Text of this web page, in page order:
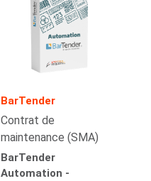
BarTender
Contrat de
maintenance (SMA)
BarTender
Automation -